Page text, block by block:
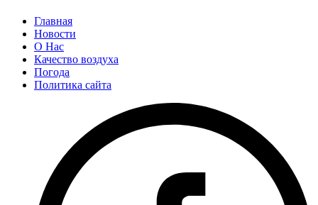
Главная
Новости
О Нас
Качество воздуха
Погода
Политика сайта